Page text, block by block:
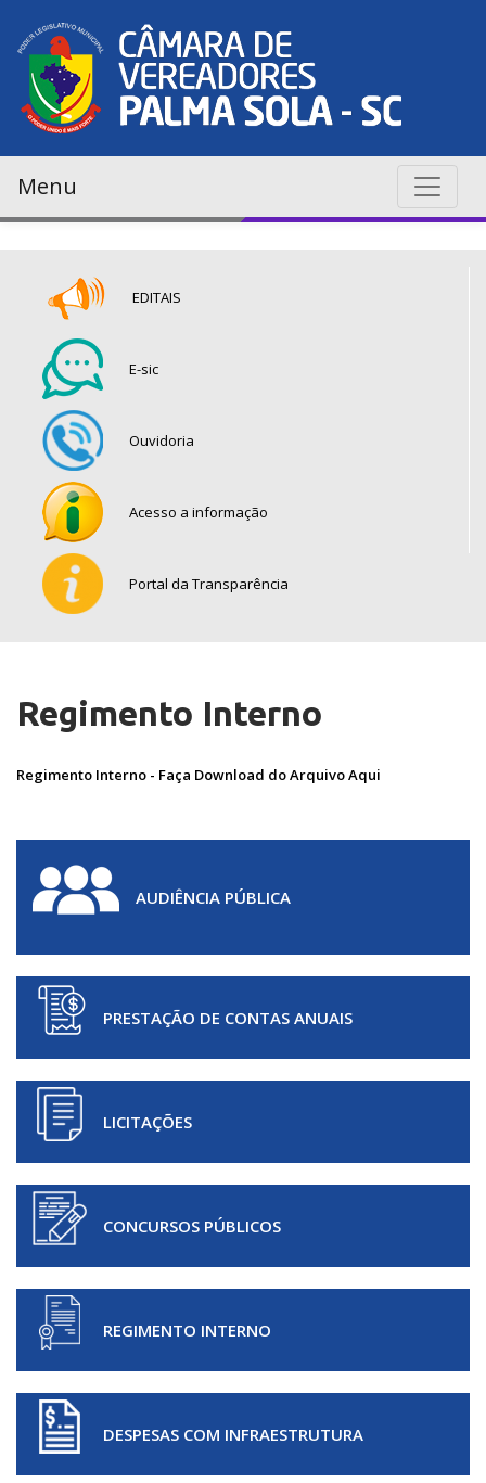
Menu
EDITAIS
E-sic
Ouvidoria
Acesso a informação
Portal da Transparência
Regimento Interno
Regimento Interno - Faça Download do Arquivo Aqui
AUDIÊNCIA PÚBLICA
PRESTAÇÃO DE CONTAS ANUAIS
LICITAÇÕES
CONCURSOS PÚBLICOS
REGIMENTO INTERNO
DESPESAS COM INFRAESTRUTURA